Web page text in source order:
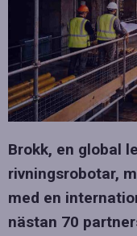
Brokk, en global
rivningsrobotar,
med en
nästan 70